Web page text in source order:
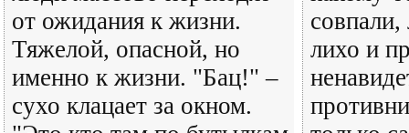
от ожидания к жизни.
Тяжелой, опасной, но
именно к жизни. "Бац!" –
сухо клацает за окном.
лихо и